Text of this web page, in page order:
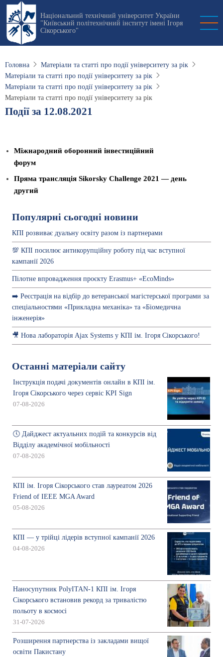
Перейти
основного
вмісту
Національний технічний університет України
"Київський політехнічний інститут імені Ігоря
Сікорського"
Головна
Матеріали та статті про події університету за рік
Матеріали та статті про події університету за рік
Матеріали та статті про події університету за рік
Матеріали та статті про події університету за рік
Події за 12.08.2021
Міжнародний оборонний інвестиційний
форум
Пряма трансляція Sikorsky Challenge 2021 — день
другий
Популярні сьогодні новини
КПІ розвиває дуальну освіту разом із партнерами
💯 КПІ посилює антикорупційну роботу під час вступної
кампанії 2026
Пілотне впровадження проєкту Erasmus+ «EcoMinds»
➡️ Реєстрація на відбір до ветеранської магістерської програми за
спеціальностями «Прикладна механіка» та «Біомедична
інженерія»
🎥 Нова лабораторія Ajax Systems у КПІ ім. Ігоря Сікорського!
Останні матеріали сайту
Інструкція подачі документів онлайн в КПІ ім.
Ігоря Сікорського через сервіс KPI Sign
07-08-2026
🕔 Дайджест актуальних подій та конкурсів від
Відділу академічної мобільності
07-08-2026
КПІ ім. Ігоря Сікорського став лауреатом 2026
Friend of IEEE MGA Award
05-08-2026
КПІ — у трійці лідерів вступної кампанії 2026
04-08-2026
Наносупутник PolyITAN-1 КПІ ім. Ігоря
Сікорського встановив рекорд за тривалістю
польоту в космосі
31-07-2026
Розширення партнерства із закладами вищої
освіти Пакистану